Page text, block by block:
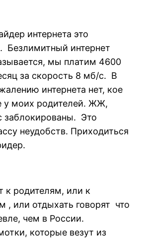
интернета это
Безлимитный интернет
мы платим 4600
за скорость 8 мб/с. В
интернета нет, кое
у моих родителей. ЖЖ,
заблокированы. Это
неудобств. Приходиться
к родителям, или к
, или отдыхать говорят что
чем в России.
которые везут из